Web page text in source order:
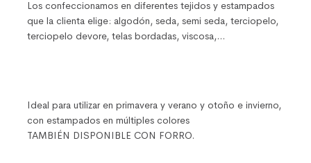
Los confeccionamos en diferentes tejidos y estampados
que la clienta elige: algodón, seda, semi seda, terciopelo,
terciopelo devore, telas bordadas, viscosa,…
Ideal para utilizar en primavera y verano y otoño e invierno,
con estampados en múltiples colores
TAMBIÉN DISPONIBLE CON FORRO.